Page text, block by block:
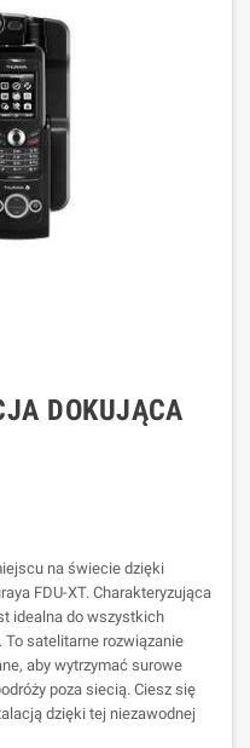
DOKUJĄCA
na świecie dzięki
FDU-XT. Charakteryzująca
idealna do wszystkich
satelitarne rozwiązanie
aby wytrzymać surowe
poza siecią. Ciesz się
dzięki tej niezawodnej